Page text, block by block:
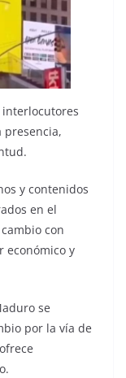
presencia,
y contenidos
en el
con
económico y
se
por la vía de